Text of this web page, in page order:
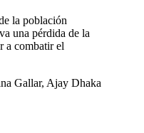
la población
una pérdida de la
a combatir el
Gallar, Ajay Dhaka